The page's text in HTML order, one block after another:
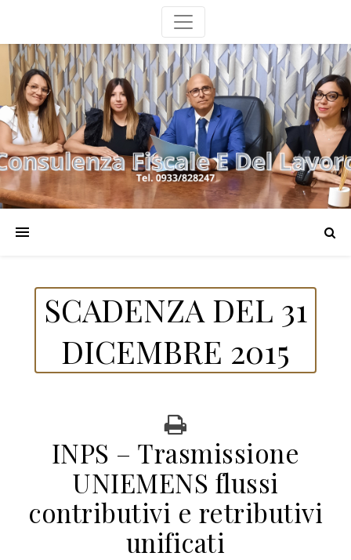
SCADENZA DEL 31
DICEMBRE 2015
INPS – Trasmissione
UNIEMENS flussi
contributivi e retributivi
unificati